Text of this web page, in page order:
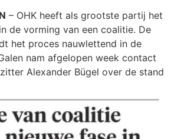
– OHK heeft als grootste partij het
de vorming van een coalitie. De
het proces nauwlettend in de
nam afgelopen week contact
Alexander Bügel over de stand